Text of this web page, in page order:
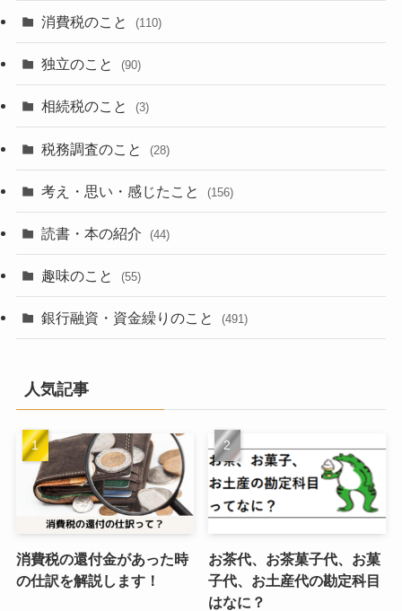
消費税のこと (110)
独立のこと (90)
相続税のこと (3)
税務調査のこと (28)
考え・思い・感じたこと (156)
読書・本の紹介 (44)
趣味のこと (55)
銀行融資・資金繰りのこと (491)
人気記事
消費税の還付金があった時
の仕訳を解説します！
お茶代、お茶菓子代、お菓
子代、お土産代の勘定科目
はなに？